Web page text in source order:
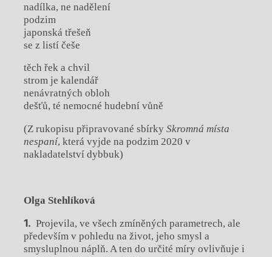
nadílka, ne nadělení
podzim
japonská třešeň
se z listí češe
těch řek a chvil
strom je kalendář
nenávratných obloh
dešťů, té nemocné hudební vůně
(Z rukopisu připravované sbírky Skromná místa
nespaní, která vyjde na podzim 2020 v
nakladatelství dybbuk)
Olga Stehlíková
Projevila, ve všech zmíněných parametrech, ale
především v pohledu na život, jeho smysl a
smysluplnou náplň. A ten do určité míry ovlivňuje i